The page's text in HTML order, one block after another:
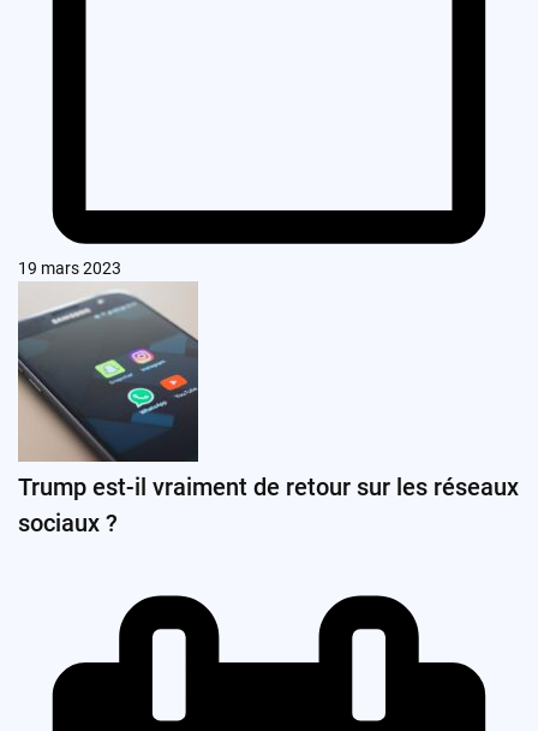
19 mars 2023
Trump est-il vraiment de retour sur les réseaux
sociaux ?